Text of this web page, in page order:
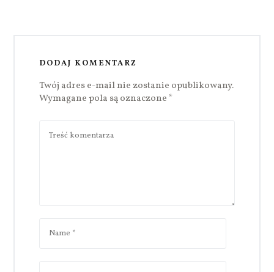
DODAJ KOMENTARZ
Twój adres e-mail nie zostanie opublikowany.
Wymagane pola są oznaczone *